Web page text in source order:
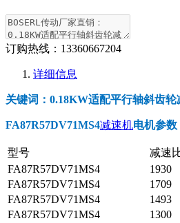
订购热线： 13360667204
详细信息
关键词：0.18KW适配平行轴斜齿
FA87R57DV71MS4减速机电机参数
型号 减速
FA87R57DV71MS4
1930
FA87R57DV71MS4
1709
FA87R57DV71MS4
1493
FA87R57DV71MS4
1300